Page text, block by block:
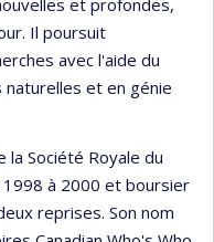
et profondes,
Il poursuit
avec l'aide du
naturelles et en génie
la Société Royale du
1998 à 2000 et boursier
reprises. Son nom